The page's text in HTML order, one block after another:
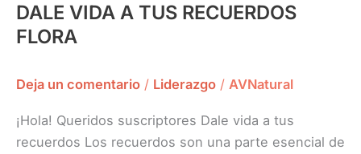
DALE VIDA A TUS RECUERDOS
FLORA
Deja un comentario / Liderazgo / AVNatural
¡Hola! Queridos suscriptores Dale vida a tus
recuerdos Los recuerdos son una parte esencial de